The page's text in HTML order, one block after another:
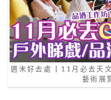
週末好去處 | 11月必去天
藝術展